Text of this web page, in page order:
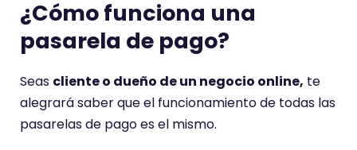
¿Cómo funciona una
pasarela de pago?
Seas cliente o dueño de un negocio online, te
alegrará saber que el funcionamiento de todas las
pasarelas de pago es el mismo.